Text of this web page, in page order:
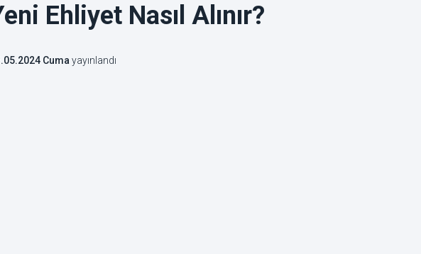
Ehliyet Nasıl Alınır?
Cuma yayınlandı